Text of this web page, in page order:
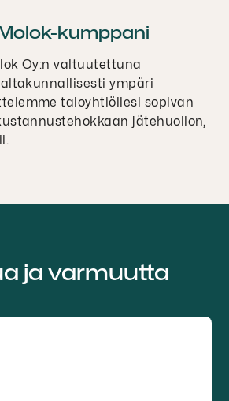
kumppani
Oy:n valtuutettuna
ympäri
taloyhtiöllesi sopivan
jätehuollon,
ja varmuutta